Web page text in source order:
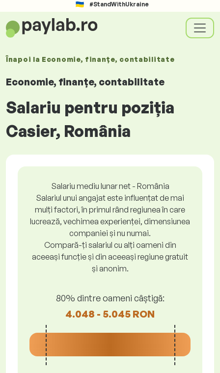
#StandWithUkraine
Înapoi la Economie, finanțe, contabilitate
Economie, finanțe, contabilitate
Salariu pentru poziția
Casier, România
Salariu mediu lunar net - România
Salariul unui angajat este influențat de mai
mulți factori, în primul rând regiunea în care
lucrează, vechimea experienței, dimensiunea
companiei și nu numai.
Compară-ți salariul cu alți oameni din
aceeași funcție și din aceeași regiune gratuit
și anonim.
80% dintre oameni câștigă:
4.048 - 5.045 RON